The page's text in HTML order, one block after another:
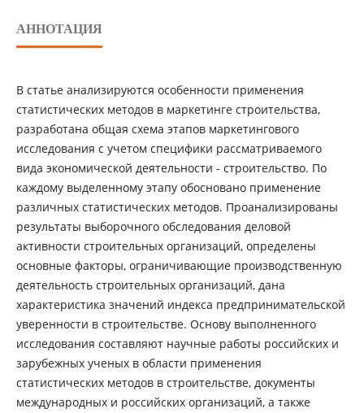
АННОТАЦИЯ
В статье анализируются особенности применения
статистических методов в маркетинге строительства,
разработана общая схема этапов маркетингового
исследования с учетом специфики рассматриваемого
вида экономической деятельности - строительство. По
каждому выделенному этапу обосновано применение
различных статистических методов. Проанализированы
результаты выборочного обследования деловой
активности строительных организаций, определены
основные факторы, ограничивающие производственную
деятельность строительных организаций, дана
характеристика значений индекса предпринимательской
уверенности в строительстве. Основу выполненного
исследования составляют научные работы российских и
зарубежных ученых в области применения
статистических методов в строительстве, документы
международных и российских организаций, а также